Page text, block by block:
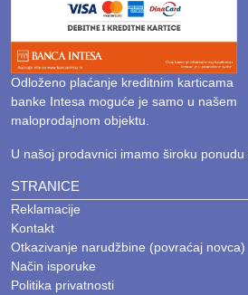
Odloženo plaćanje kreditnim karticama
banke Intesa moguće je samo u našem
maloprodajnom objektu.
U našoj prodavnici imamo široku ponudu
STRANICE
Reklamacije
Kontakt
Otkazivanje narudžbine (povraćaj novca)
Način isporuke
Politika privatnosti